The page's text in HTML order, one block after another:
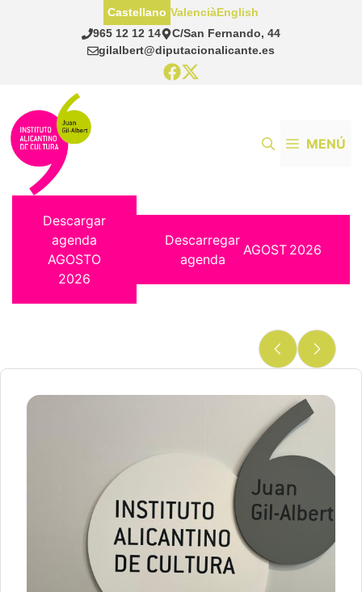
965 12 12 14
C/San Fernando, 44
gilalbert@diputacionalicante.es
Castellano ValenciàEnglish
MENÚ
Descargar
agenda
AGOSTO
2026
Descarregar
agenda
AGOST 2026